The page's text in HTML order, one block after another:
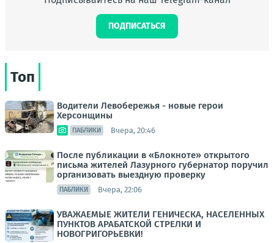
ПОДПИСАТЬСЯ
Топ
Водители Левобережья - новые герои
Херсонщины
ПАБЛИКИ Вчера, 20:46
После публикации в «Блокноте» открытого
письма жителей Лазурного губернатор поручил
организовать выездную проверку
ПАБЛИКИ Вчера, 22:06
УВАЖАЕМЫЕ ЖИТЕЛИ ГЕНИЧЕСКА, НАСЕЛЕННЫХ
ПУНКТОВ АРАБАТСКОЙ СТРЕЛКИ И
НОВОГРИГОРЬЕВКИ!